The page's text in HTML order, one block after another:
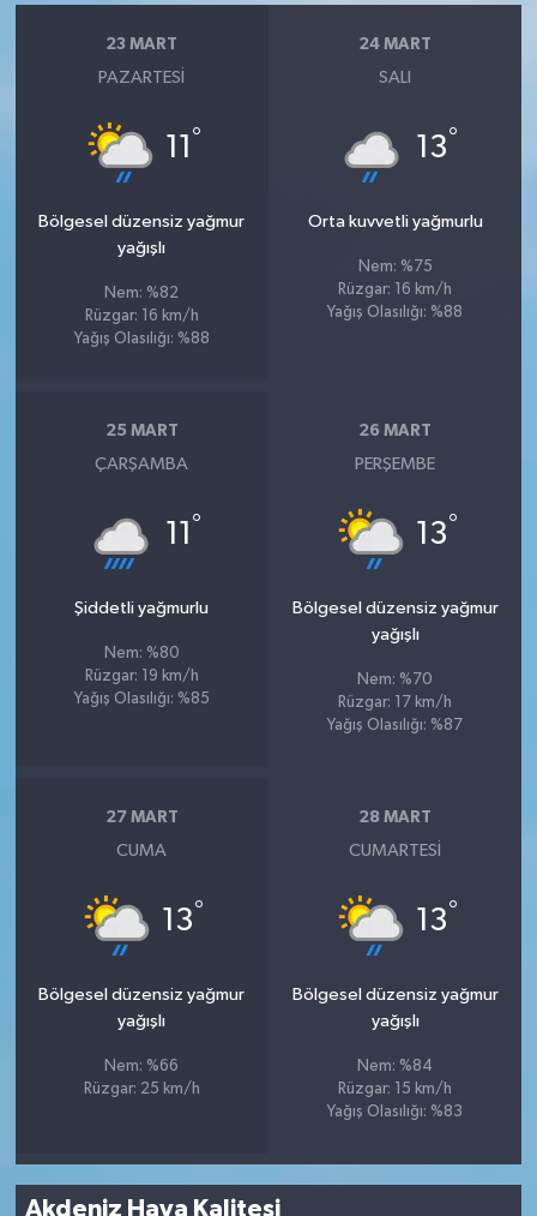
23 MART
PAZARTESI
11 °
Bölgesel düzensiz yağmur
yağışlı
Nem: %82
Rüzgar: 16 km/h
Yağış Olasılığı: %88
24 MART
SALI
13°
Orta kuvvetli yağmurlu
Nem: %75
Rüzgar: 16 km/h
Yağış Olasılığı: %88
25 MART
ÇARŞAMBA
11 °
Şiddetli yağmurlu
Nem: %80
Rüzgar: 19 km/h
Yağış Olasılığı: %85
26 MART
PERŞEMBE
13°
Bölgesel düzensiz yağmur
yağışlı
Nem: %70
Rüzgar: 17 km/h
Yağış Olasılığı: %87
27 MART
CUMA
13°
Bölgesel düzensiz yağmur
yağışlı
Nem: %66
Rüzgar: 25 km/h
28 MART
CUMARTESI
13°
Bölgesel düzensiz yağmur
yağışlı
Nem: %84
Rüzgar: 15 km/h
Yağış Olasılığı: %83
Akdeniz Hava Kalitesi